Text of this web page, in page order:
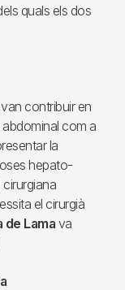
quals els dos
van contribuir en
com a
la
hepato-
cirurgiana
el cirurgià
de Lamava